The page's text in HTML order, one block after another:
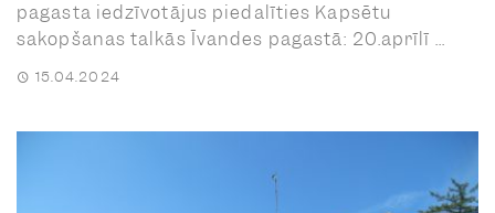
pagasta iedzīvotājus piedalīties Kapsētu
sakopšanas talkās Īvandes pagastā: 20.aprīlī ...
15.04.2024